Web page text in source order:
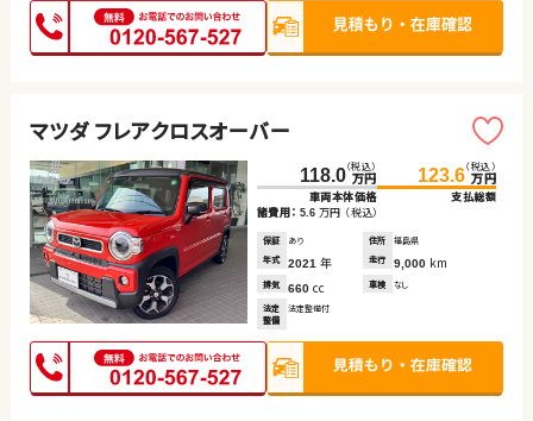
マツダ フレアクロスオーバー
118.0（税込）
万円
車両本体価格
123.6（税込）
万円
支払総額
諸費用： 5.6 万円 （税込）
保証 あり 住所
福島県
年式
2021 年 走行 9,000 km
排気 660 cc 車検 なし
法定
整備
法定整備付